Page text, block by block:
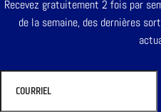
Recevez gratuitement 2 fois par
de la semaine, des dernières